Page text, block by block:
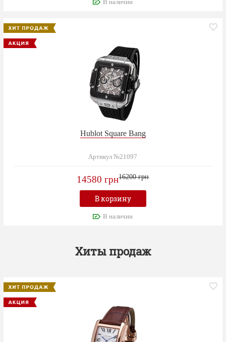
В наличии
Hublot Square Bang
Артикул №21097
14580 грн16200 грн
В корзину
В наличии
Хиты продаж